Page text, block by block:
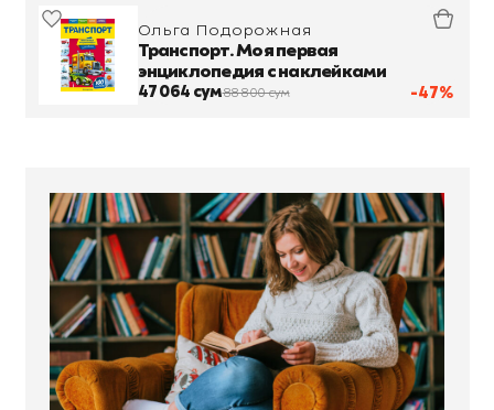
-47%
Ольга Подорожная
Транспорт. Моя первая
энциклопедия с наклейками
47 064 сум88 800 сум